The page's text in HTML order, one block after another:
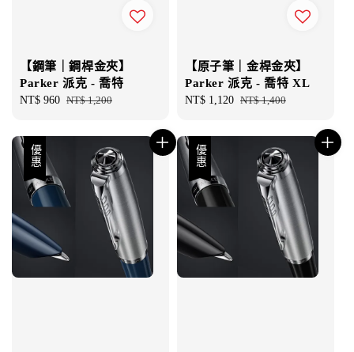
【鋼筆｜鋼桿金夾】
Parker 派克 - 喬特
Sale
NT$ 960 Regular
NT$ 1,200
【原子筆｜金桿金夾】
Parker 派克 - 喬特 XL
Sale
NT$ 1,120 Regular
NT$ 1,400
優惠 優惠